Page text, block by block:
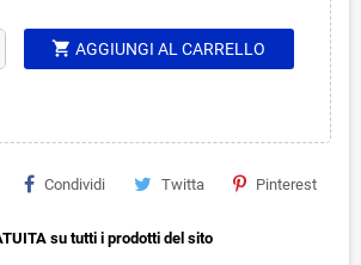
shopping_cart AGGIUNGI AL CARRELLO
Condividi Twitta Pinterest
su tutti i prodotti del sito